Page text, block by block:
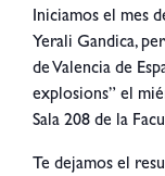
Iniciamos el mes
Yerali Gandica,
de Valencia de
explosions” el
Sala 208 de la
Te dejamos el